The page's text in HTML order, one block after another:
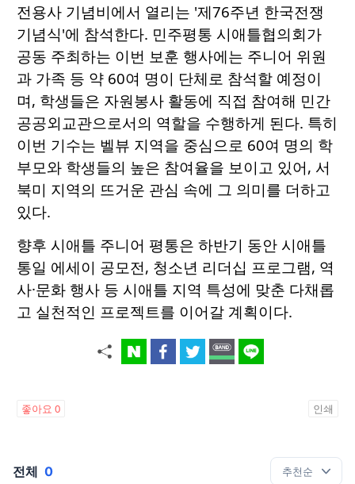
전용사 기념비에서 열리는 '제76주년 한국전쟁
기념식'에 참석한다. 민주평통 시애틀협의회가
공동 주최하는 이번 보훈 행사에는 주니어 위원
과 가족 등 약 60여 명이 단체로 참석할 예정이
며, 학생들은 자원봉사 활동에 직접 참여해 민간
공공외교관으로서의 역할을 수행하게 된다. 특히
이번 기수는 벨뷰 지역을 중심으로 60여 명의 학
부모와 학생들의 높은 참여율을 보이고 있어, 서
북미 지역의 뜨거운 관심 속에 그 의미를 더하고
있다.
향후 시애틀 주니어 평통은 하반기 동안 시애틀
통일 에세이 공모전, 청소년 리더십 프로그램, 역
사·문화 행사 등 시애틀 지역 특성에 맞춘 다채롭
고 실천적인 프로젝트를 이어갈 계획이다.
좋아요 0 인쇄
전체 0